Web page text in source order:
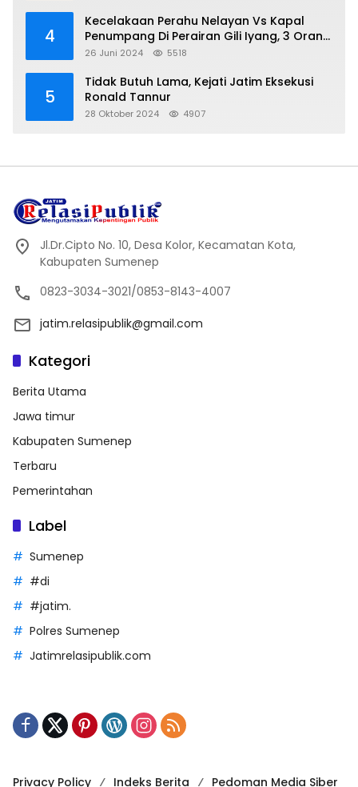
4
Kecelakaan Perahu Nelayan Vs Kapal
Penumpang Di Perairan Gili Iyang, 3 Orang
Hilang
26 Juni 2024 5518
5
Tidak Butuh Lama, Kejati Jatim Eksekusi
Ronald Tannur
28 Oktober 2024 4907
Jl.Dr.Cipto No. 10, Desa Kolor, Kecamatan Kota,
Kabupaten Sumenep
0823-3034-3021/0853-8143-4007
jatim.relasipublik@gmail.com
Kategori
Berita Utama
Jawa timur
Kabupaten Sumenep
Terbaru
Pemerintahan
Label
Sumenep
#di
#jatim.
Polres Sumenep
Jatimrelasipublik.com
Privacy Policy Indeks Berita Pedoman Media Siber